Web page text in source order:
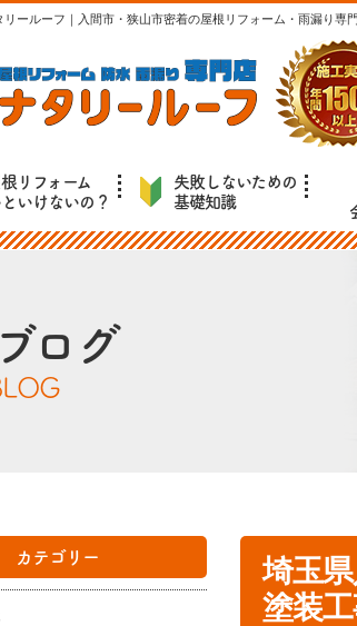
リールーフ｜入間市・狭山市密着の屋根リフォーム・雨漏り専
リフォーム
いけないの？
失敗しないための
基礎知識
ログ
埼玉
塗装
カテゴリー